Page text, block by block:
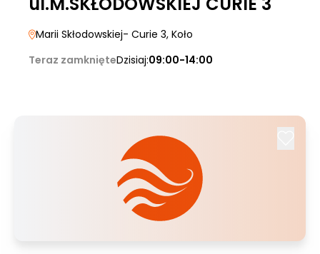
Marii Skłodowskiej- Curie 3, Koło
Teraz zamknięteDzisiaj:09:00-14:00